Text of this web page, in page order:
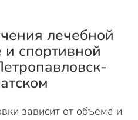
лечебной
и спортивной
зависит от объема и